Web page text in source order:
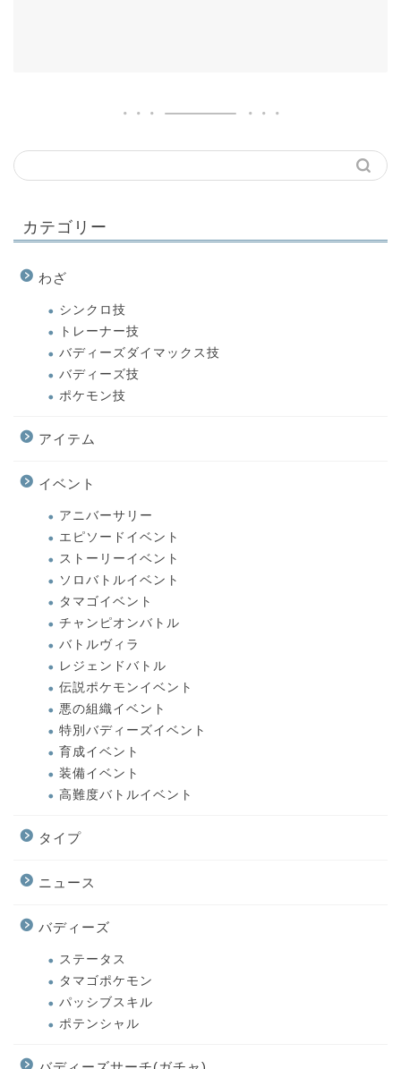
カテゴリー
わざ
シンクロ技
トレーナー技
バディーズダイマックス技
バディーズ技
ポケモン技
アイテム
イベント
アニバーサリー
エピソードイベント
ストーリーイベント
ソロバトルイベント
タマゴイベント
チャンピオンバトル
バトルヴィラ
レジェンドバトル
伝説ポケモンイベント
悪の組織イベント
特別バディーズイベント
育成イベント
装備イベント
高難度バトルイベント
タイプ
ニュース
バディーズ
ステータス
タマゴポケモン
パッシブスキル
ポテンシャル